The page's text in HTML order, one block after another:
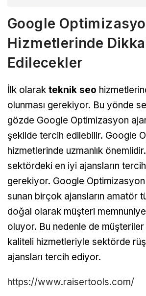
Google
Hizmetlerinde
Edilecekler
İlk olarak teknik seo
olunması gerekiyor. Bu yönde
gözde Google Optimizasyon
şekilde tercih edilebilir. Google
hizmetlerinde uzmanlık
sektördeki en iyi ajansların
gerekiyor. Google
sunan birçok ajansların amatör
doğal olarak müşteri
oluyor. Bu nedenle de
kaliteli hizmetleriyle sektörde
ajansları tercih ediyor.
https://www.raisertools.com/